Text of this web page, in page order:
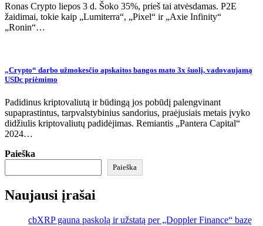
Ronas Crypto liepos 3 d. Šoko 35%, prieš tai atvėsdamas. P2E
žaidimai, tokie kaip „Lumiterra“, „Pixel“ ir „Axie Infinity“
„Ronin“…
„Crypto“ darbo užmokesčio apskaitos bangos mato 3x šuolį, vadovaujamą
USDc priėmimo
Padidinus kriptovaliutą ir būdingą jos pobūdį palengvinant
supaprastintus, tarpvalstybinius sandorius, praėjusiais metais įvyko
didžiulis kriptovaliutų padidėjimas. Remiantis „Pantera Capital“
2024…
Paieška
Paieška
Naujausi įrašai
cbXRP gauna paskolą ir užstatą per „Doppler Finance“ bazę